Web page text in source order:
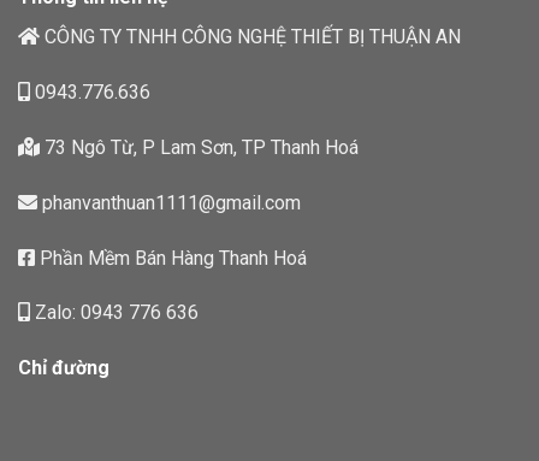
CÔNG TY TNHH CÔNG NGHỆ THIẾT BỊ THUẬN AN
0943.776.636
73 Ngô Từ, P Lam Sơn, TP Thanh Hoá
phanvanthuan1111@gmail.com
Phần Mềm Bán Hàng Thanh Hoá
Zalo: 0943 776 636
Chỉ đường